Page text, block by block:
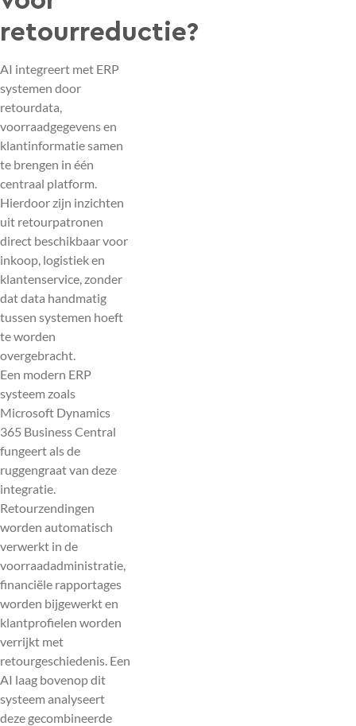
retourreductie?
AI integreert met ERP
systemen door
retourdata,
voorraadgegevens en
klantinformatie samen
te brengen in één
centraal platform.
Hierdoor zijn inzichten
uit retourpatronen
direct beschikbaar voor
inkoop, logistiek en
klantenservice, zonder
dat data handmatig
tussen systemen hoeft
te worden
overgebracht.
Een modern ERP
systeem zoals
Microsoft Dynamics
365 Business Central
fungeert als de
ruggengraat van deze
integratie.
Retourzendingen
worden automatisch
verwerkt in de
voorraadadministratie,
financiële rapportages
worden bijgewerkt en
klantprofielen worden
verrijkt met
retourgeschiedenis. Een
AI laag bovenop dit
systeem analyseert
deze gecombineerde